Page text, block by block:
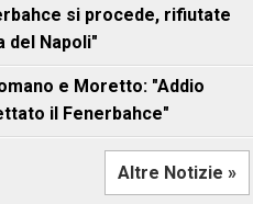
si procede, rifiutate
Napoli"
e Moretto: "Addio
il Fenerbahce"
Altre Notizie »